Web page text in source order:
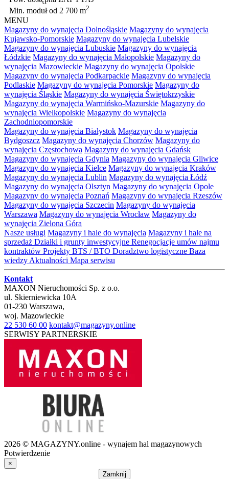
Min. modułod 2 700 m2
MENU
Magazyny do wynajęcia Dolnośląskie Magazyny do wynajęcia
Kujawsko-Pomorskie Magazyny do wynajęcia Lubelskie
Magazyny do wynajęcia Lubuskie Magazyny do wynajęcia
Łódzkie Magazyny do wynajęcia Małopolskie Magazyny do
wynajęcia Mazowieckie Magazyny do wynajęcia Opolskie
Magazyny do wynajęcia Podkarpackie Magazyny do wynajęcia
Podlaskie Magazyny do wynajęcia Pomorskie Magazyny do
wynajęcia Śląskie Magazyny do wynajęcia Świętokrzyskie
Magazyny do wynajęcia Warmińsko-Mazurskie Magazyny do
wynajęcia Wielkopolskie Magazyny do wynajęcia
Zachodniopomorskie
Magazyny do wynajęcia Białystok Magazyny do wynajęcia
Bydgoszcz Magazyny do wynajęcia Chorzów Magazyny do
wynajęcia Częstochowa Magazyny do wynajęcia Gdańsk
Magazyny do wynajęcia Gdynia Magazyny do wynajęcia Gliwice
Magazyny do wynajęcia Kielce Magazyny do wynajęcia Kraków
Magazyny do wynajęcia Lublin Magazyny do wynajęcia Łódź
Magazyny do wynajęcia Olsztyn Magazyny do wynajęcia Opole
Magazyny do wynajęcia Poznań Magazyny do wynajęcia Rzeszów
Magazyny do wynajęcia Szczecin Magazyny do wynajęcia
Warszawa Magazyny do wynajęcia Wrocław Magazyny do
wynajęcia Zielona Góra
Nasze usługi Magazyny i hale do wynajęcia Magazyny i hale na
sprzedaż Działki i grunty inwestycyjne Renegocjacje umów najmu
kontraktów Projekty BTS / BTO Doradztwo logistyczne Baza
wiedzy Aktualności Mapa serwisu
Kontakt
MAXON Nieruchomości Sp. z o.o.
ul. Skierniewicka 10A
01-230 Warszawa,
woj. Mazowieckie
22 530 60 00 kontakt@magazyny.online
SERWISY PARTNERSKIE
2026 © MAGAZYNY.online - wynajem hal magazynowych
Potwierdzenie
×
Zamknij